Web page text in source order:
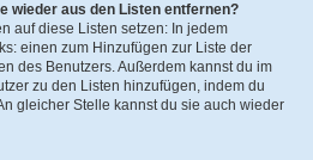
wieder aus den Listen entfernen?
auf diese Listen setzen: In jedem
einen zum Hinzufügen zur Liste der
des Benutzers. Außerdem kannst du im
zu den Listen hinzufügen, indem du
gleicher Stelle kannst du sie auch wieder